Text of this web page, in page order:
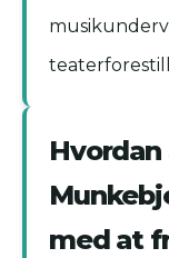
med at